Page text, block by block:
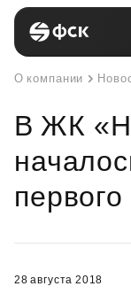
О компании
В ЖК
28 августа 2018